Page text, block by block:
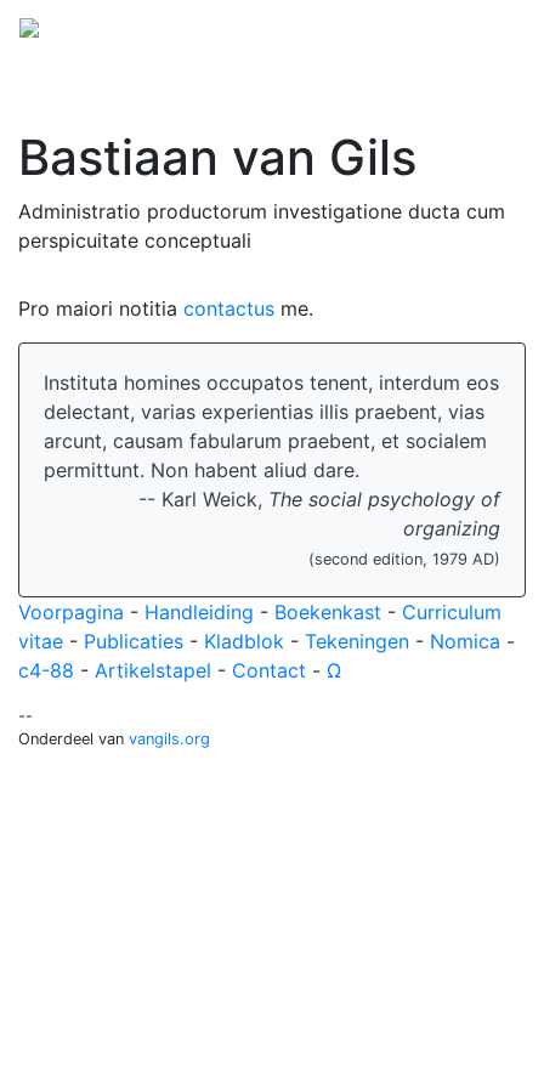
Bastiaan van Gils
Administratio productorum investigatione ducta cum
perspicuitate conceptuali
Pro maiori notitia contactus me.
Instituta homines occupatos tenent, interdum eos
delectant, varias experientias illis praebent, vias
arcunt, causam fabularum praebent, et socialem
permittunt. Non habent aliud dare.
-- Karl Weick, The social psychology of
organizing
(second edition, 1979 AD)
Voorpagina - Handleiding - Boekenkast - Curriculum
vitae - Publicaties - Kladblok - Tekeningen - Nomica -
c4-88 - Artikelstapel - Contact - Ω
--
Onderdeel van vangils.org